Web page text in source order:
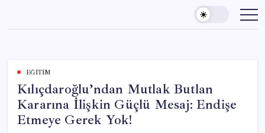
content
EĞITIM
Kılıçdaroğlu’ndan Mutlak Butlan
Kararına İlişkin Güçlü Mesaj: Endişe
Etmeye Gerek Yok!